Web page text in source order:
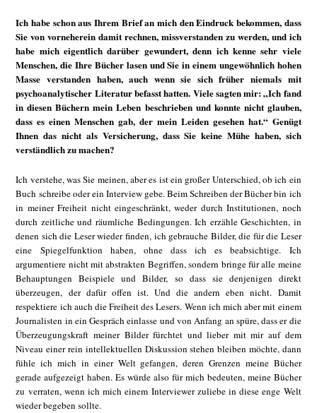
Ich habe schon aus Ihrem Brief an mich den Eindruck bekommen, dass
Sie von vorneherein damit rechnen, missverstanden zu werden, und ich
habe mich eigentlich darüber gewundert, denn ich kenne sehr viele
Menschen, die Ihre Bücher lasen und Sie in einem ungewöhnlich hohen
Masse verstanden haben, auch wenn sie sich früher niemals mit
psychoanalytischer Literatur befasst hatten. Viele sagten mir: „Ich fand
in diesen Büchern mein Leben beschrieben und konnte nicht glauben,
dass es einen Menschen gab, der mein Leiden gesehen hat.“ Genügt
Ihnen das nicht als Versicherung, dass Sie keine Mühe haben, sich
verständlich zu machen?
Ich verstehe, was Sie meinen, aber es ist ein großer Unterschied, ob ich ein
Buch schreibe oder ein Interview gebe. Beim Schreiben der Bücher bin ich
in meiner Freiheit nicht eingeschränkt, weder durch Institutionen, noch
durch zeitliche und räumliche Bedingungen. Ich erzähle Geschichten, in
denen sich die Leser wieder finden, ich gebrauche Bilder, die für die Leser
eine Spiegelfunktion haben, ohne dass ich es beabsichtige. Ich
argumentiere nicht mit abstrakten Begriffen, sondern bringe für alle meine
Behauptungen Beispiele und Bilder, so dass sie denjenigen direkt
überzeugen, der dafür offen ist. Und die andern eben nicht. Damit
respektiere ich auch die Freiheit des Lesers. Wenn ich mich aber mit einem
Journalisten in ein Gespräch einlasse und von Anfang an spüre, dass er die
Überzeugungskraft meiner Bilder fürchtet und lieber mit mir auf dem
Niveau einer rein intellektuellen Diskussion stehen bleiben möchte, dann
fühle ich mich in einer Welt gefangen, deren Grenzen meine Bücher
gerade aufgezeigt haben. Es würde also für mich bedeuten, meine Bücher
zu verraten, wenn ich mich einem Interviewer zuliebe in diese enge Welt
wieder begeben sollte.